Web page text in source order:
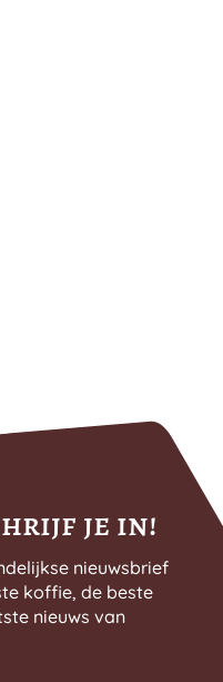
je in!
nieuwsbrief
koffie, de beste
nieuws van